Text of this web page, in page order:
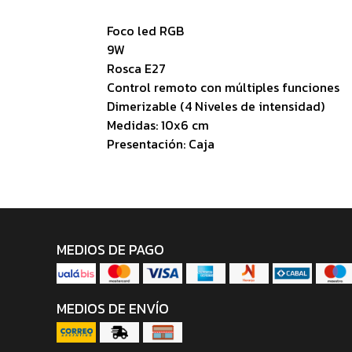
Foco led RGB
9W
Rosca E27
Control remoto con múltiples funciones
Dimerizable (4 Niveles de intensidad)
Medidas: 10x6 cm
Presentación: Caja
MEDIOS DE PAGO
MEDIOS DE ENVÍO